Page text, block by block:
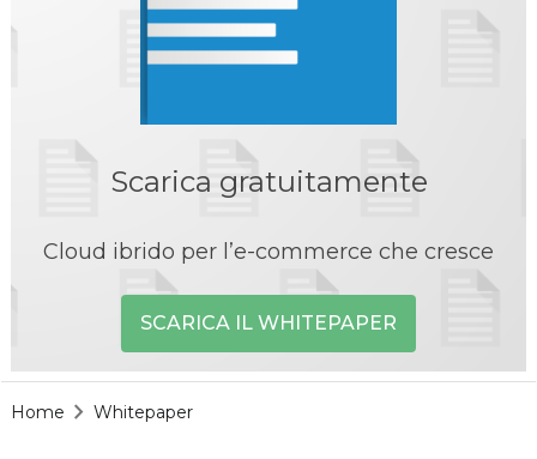
Scarica gratuitamente
Cloud ibrido per l’e-commerce che cresce
SCARICA IL WHITEPAPER
Home Whitepaper